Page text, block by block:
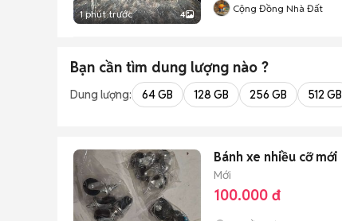
1 phút trước 4 Cộng Đồng Nhà Đất
Bạn cần tìm dung lượng nào ?
Dung lượng: 64 GB 128 GB 256 GB 512 GB
Bánh xe nhiều cỡ mới
Mới
100.000 đ